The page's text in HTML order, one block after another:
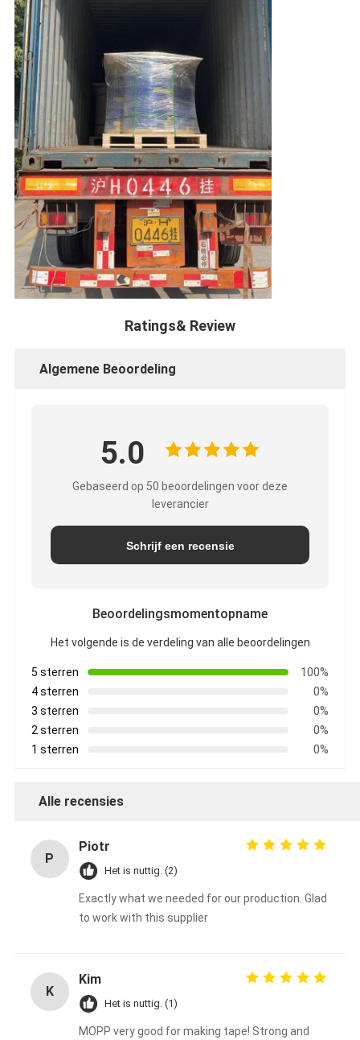
Ratings& Review
Algemene Beoordeling
5.0
Gebaseerd op 50 beoordelingen voor deze
leverancier
Schrijf een recensie
Beoordelingsmomentopname
Het volgende is de verdeling van alle beoordelingen
5 sterren
100%
4 sterren
0%
3 sterren
0%
2 sterren
0%
1 sterren
0%
Alle recensies
P
Piotr
Het is nuttig. (2)
Exactly what we needed for our production. Glad
to work with this supplier
K
Kim
Het is nuttig. (1)
MOPP very good for making tape! Strong and